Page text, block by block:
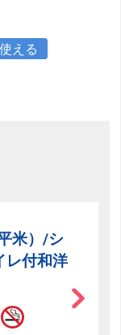
える
米）/シ
レ付和洋